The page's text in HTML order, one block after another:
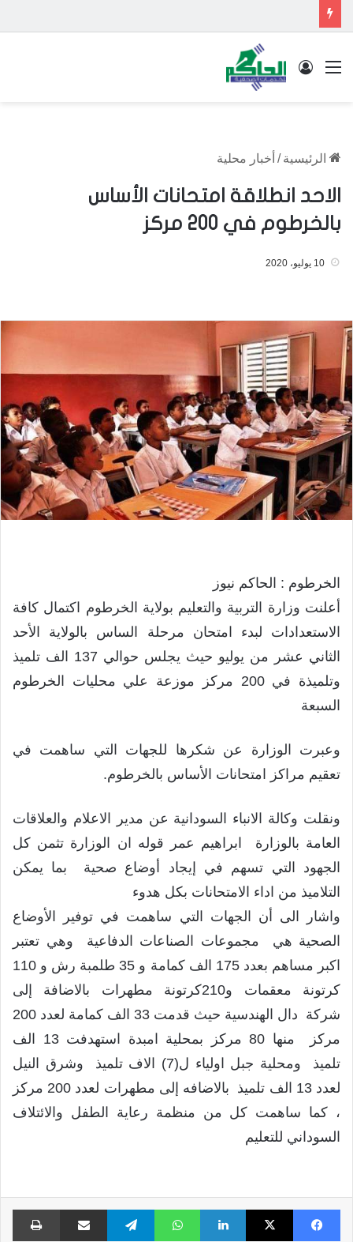
القائمة تسجيل الدخول
الرئيسية / أخبار محلية
الاحد انطلاقة امتحانات الأساس
بالخرطوم في 200 مركز
10 يوليو، 2020
الخرطوم : الحاكم نيوز
أعلنت وزارة التربية والتعليم بولاية الخرطوم اكتمال كافة
الاستعدادات لبدء امتحان مرحلة الساس بالولاية الأحد
الثاني عشر من يوليو حيث يجلس حوالي 137 الف تلميذ
وتلميذة في 200 مركز موزعة علي محليات الخرطوم
السبعة
وعبرت الوزارة عن شكرها للجهات التي ساهمت في
تعقيم مراكز امتحانات الأساس بالخرطوم.
ونقلت وكالة الانباء السودانية عن مدير الاعلام والعلاقات
العامة بالوزارة ابراهيم عمر قوله ان الوزارة تثمن كل
الجهود التي تسهم في إيجاد أوضاع صحية بما يمكن
التلاميذ من اداء الامتحانات بكل هدوء
واشار الى أن الجهات التي ساهمت في توفير الأوضاع
الصحية هي مجموعات الصناعات الدفاعية وهي تعتبر
اكبر مساهم بعدد 175 الف كمامة و 35 طلمبة رش و 110
كرتونة معقمات و210كرتونة مطهرات بالاضافة إلى
شركة دال الهندسية حيث قدمت 33 الف كمامة لعدد 200
مركز منها 80 مركز بمحلية امبدة استهدفت 13 الف
تلميذ ومحلية جبل اولياء ل(7) الاف تلميذ وشرق النيل
لعدد 13 الف تلميذ بالاضافه إلى مطهرات لعدد 200 مركز
، كما ساهمت كل من منظمة رعاية الطفل والائتلاف
السوداني للتعليم
فيسبوك X لينكدإن واتساب تيلقرام مشاركة عبر البريد